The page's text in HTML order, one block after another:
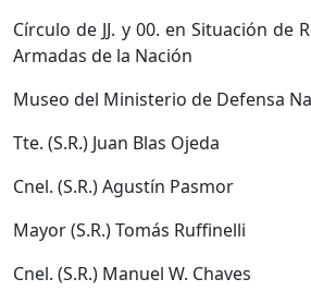
Círculo de JJ. y 00. en Situación de
Armadas de la Nación
Museo del Ministerio de Defensa
Tte. (S.R.) Juan Blas Ojeda
Cnel. (S.R.) Agustín Pasmor
Mayor (S.R.) Tomás Ruffinelli
Cnel. (S.R.) Manuel W. Chaves